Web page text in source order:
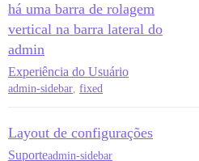
há uma barra de rolagem
vertical na barra lateral do
admin
Experiência do Usuário
admin-sidebar, fixed
Layout de configurações
Suporteadmin-sidebar